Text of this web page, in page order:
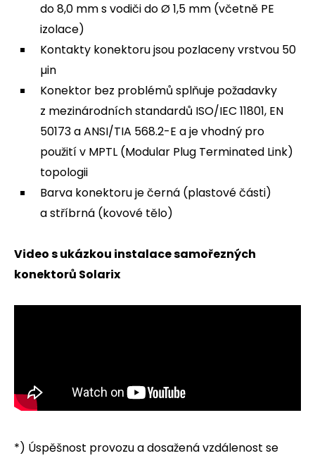
do 8,0 mm s vodiči do Ø 1,5 mm (včetně PE
izolace)
Kontakty konektoru jsou pozlaceny vrstvou 50
µin
Konektor bez problémů splňuje požadavky
z mezinárodních standardů ISO/IEC 11801, EN
50173 a ANSI/TIA 568.2-E a je vhodný pro
použití v MPTL (Modular Plug Terminated Link)
topologii
Barva konektoru je černá (plastové části)
a stříbrná (kovové tělo)
Video s ukázkou instalace samořezných
konektorů Solarix
*) Úspěšnost provozu a dosažená vzdálenost se